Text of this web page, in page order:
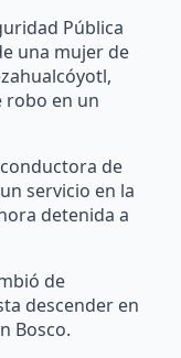
Pública
una mujer de
robo en un
de
servicio en la
detenida a
de
descender en
Bosco.